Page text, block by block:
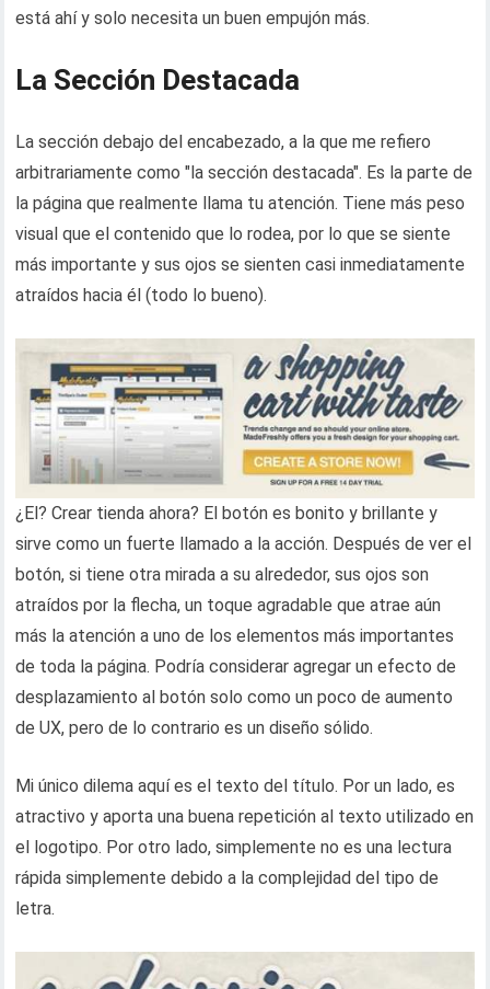
está ahí y solo necesita un buen empujón más.
La Sección Destacada
La sección debajo del encabezado, a la que me refiero
arbitrariamente como "la sección destacada". Es la parte de
la página que realmente llama tu atención. Tiene más peso
visual que el contenido que lo rodea, por lo que se siente
más importante y sus ojos se sienten casi inmediatamente
atraídos hacia él (todo lo bueno).
¿El? Crear tienda ahora? El botón es bonito y brillante y
sirve como un fuerte llamado a la acción. Después de ver el
botón, si tiene otra mirada a su alrededor, sus ojos son
atraídos por la flecha, un toque agradable que atrae aún
más la atención a uno de los elementos más importantes
de toda la página. Podría considerar agregar un efecto de
desplazamiento al botón solo como un poco de aumento
de UX, pero de lo contrario es un diseño sólido.
Mi único dilema aquí es el texto del título. Por un lado, es
atractivo y aporta una buena repetición al texto utilizado en
el logotipo. Por otro lado, simplemente no es una lectura
rápida simplemente debido a la complejidad del tipo de
letra.